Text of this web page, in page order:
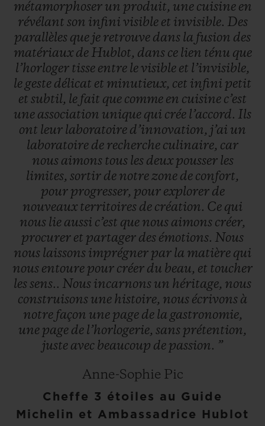
métamorphoser un produit, une cuisine en
révélant son infini visible et invisible. Des
parallèles que je retrouve dans la fusion des
matériauxde Hublot, dans ce lien ténu que
l’horloger tisse entre levisible et l’invisible,
le geste délicat et minutieux, cet infini petit
et subtil, le fait que comme en cuisine c’est
une association unique qui crée l’accord. Ils
ont leur laboratoire d’innovation, j’ai un
laboratoire de recherche culinaire, car
nous aimons tous les deuxpousser les
limites, sortir de notrezone de confort,
pour progresser, pour explorer de
nouveaux territoires de création. Ce qui
nous lie aussi c’est que nous aimons créer,
procurer et partager des émotions. Nous
nous laissons imprégner par la matière qui
nous entoure pour créer du beau, et toucher
lessens.. Nous incarnons un héritage, nous
construisons une histoire, nous écrivons à
notre façon une page de la gastronomie,
une page de l’horlogerie, sans prétention,
juste avec beaucoup de passion. ”
Anne-Sophie Pic
Cheffe 3 étoiles au Guide
Michelin et Ambassadrice Hublot